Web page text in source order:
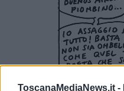
ToscanaMediaNews.it -